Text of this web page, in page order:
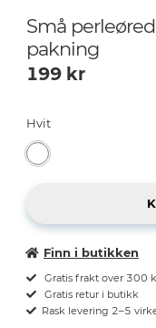
Små
pakning
199 kr
Hvit
Finn i butikken
Gratis frakt over 300
Gratis retur i butikk
Rask levering 2–5